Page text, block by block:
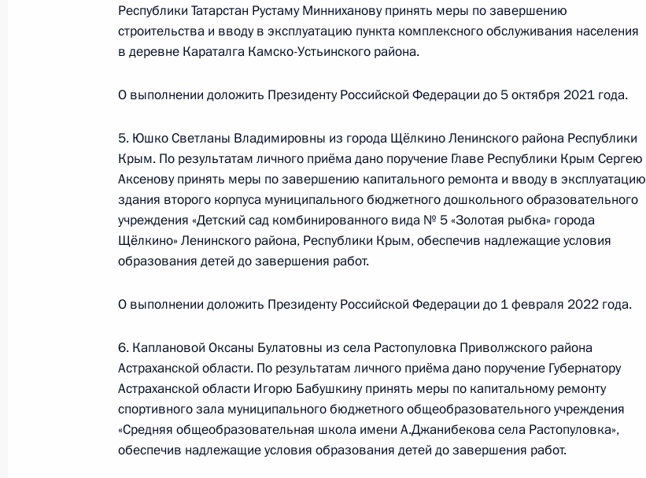
23 сентября 2021 года, четверг
в режиме видео-конференц-связи жительницы Курганской области, проведённого
управления Президента Российской Федерации Владимиром Симоненко
в Приёмной Президента Российской Федерации по приёму граждан в Москве 14
октября 2020 года
23 сентября 2021 года, 19:35
жительницы Курганской области, проведённого по поручению Президента
Российской Федерации начальником Экспертного управления Президента
Российской Федерации Владимиром Симоненко в Приёмной Президента
Российской Федерации по приёму граждан в Москве 14 октября 2020 года
23 сентября 2021 года, 17:36
4 августа 2021 года, среда
Республики Татарстан Рустаму Минниханову принять меры по завершению
строительства и вводу в эксплуатацию пункта комплексного обслуживания населения
в деревне Караталга Камско-Устьинского района.
О выполнении доложить Президенту Российской Федерации до 5 октября 2021 года.
5. Юшко Светланы Владимировны из города Щёлкино Ленинского района Республики
Крым. По результатам личного приёма дано поручение Главе Республики Крым Сергею
Аксенову принять меры по завершению капитального ремонта и вводу в эксплуатацию
здания второго корпуса муниципального бюджетного дошкольного образовательного
учреждения «Детский сад комбинированного вида № 5 «Золотая рыбка» города
Щёлкино» Ленинского района, Республики Крым, обеспечив надлежащие условия
образования детей до завершения работ.
О выполнении доложить Президенту Российской Федерации до 1 февраля 2022 года.
6. Каплановой Оксаны Булатовны из села Растопуловка Приволжского района
Астраханской области. По результатам личного приёма дано поручение Губернатору
Астраханской области Игорю Бабушкину принять меры по капитальному ремонту
спортивного зала муниципального бюджетного общеобразовательного учреждения
«Средняя общеобразовательная школа имени А.Джанибекова села Растопуловка»,
обеспечив надлежащие условия образования детей до завершения работ.